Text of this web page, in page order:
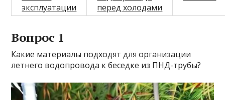
эксплуатации
перед холодами
Вопрос 1
Какие материалы подходят для организации
летнего водопровода к беседке из ПНД-трубы?